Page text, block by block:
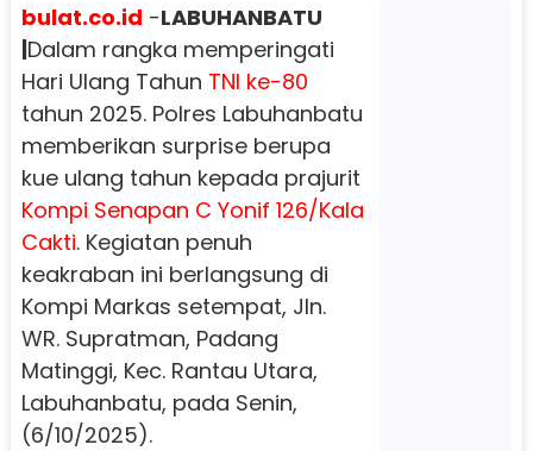
bulat.co.id -LABUHANBATU
|Dalam rangka memperingati
Hari Ulang Tahun TNI ke-80
tahun 2025. Polres Labuhanbatu
memberikan surprise berupa
kue ulang tahun kepada prajurit
Kompi Senapan C Yonif 126/Kala
Cakti. Kegiatan penuh
keakraban ini berlangsung di
Kompi Markas setempat, Jln.
WR. Supratman, Padang
Matinggi, Kec. Rantau Utara,
Labuhanbatu, pada Senin,
(6/10/2025).